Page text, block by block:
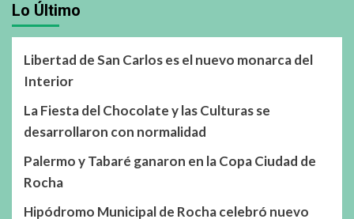
Lo Último
Libertad de San Carlos es el nuevo monarca del
Interior
La Fiesta del Chocolate y las Culturas se
desarrollaron con normalidad
Palermo y Tabaré ganaron en la Copa Ciudad de
Rocha
Hipódromo Municipal de Rocha celebró nuevo